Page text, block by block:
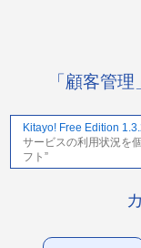
「顧客管
Kitayo! Free Edition
サービスの利用状況を
フト”